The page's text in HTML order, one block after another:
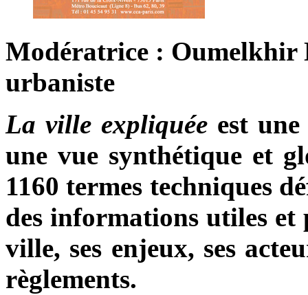
Modératrice : Oumelkhir
urbaniste
La ville expliquéeest une
une vue synthétique et
1160 termes techniques
des informations utiles
ville, ses enjeux, ses
règlements.